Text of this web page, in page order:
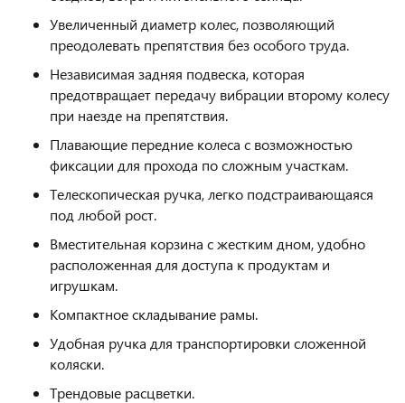
Увеличенный диаметр колес, позволяющий
преодолевать препятствия без особого труда.
Независимая задняя подвеска, которая
предотвращает передачу вибрации второму колесу
при наезде на препятствия.
Плавающие передние колеса с возможностью
фиксации для прохода по сложным участкам.
Телескопическая ручка, легко подстраивающаяся
под любой рост.
Вместительная корзина с жестким дном, удобно
расположенная для доступа к продуктам и
игрушкам.
Компактное складывание рамы.
Удобная ручка для транспортировки сложенной
коляски.
Трендовые расцветки.